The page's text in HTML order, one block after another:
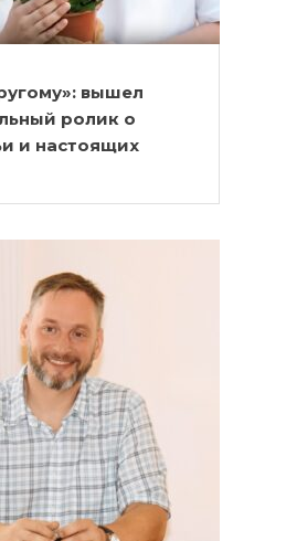
вышел
ролик о
и настоящих